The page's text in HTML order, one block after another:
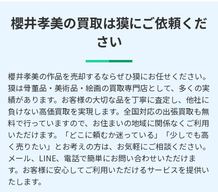
櫻井孝美の買取は獏にご依頼くだ
さい
櫻井孝美の作品を売却するならぜひ獏にお任せください。
獏は骨董品・美術品・絵画の買取専門店として、多くの実
績があります。お客様の大切な品を丁寧に査定し、他社に
負けない高価買取を実現します。全国対応の出張買取も無
料で行っていますので、お住まいの地域に関係なくご利用
いただけます。「どこに頼むか迷っている」「少しでも高
く売りたい」とお考えの方は、お気軽にご相談ください。
メール、LINE、電話で簡単にお問い合わせいただけま
す。お客様に安心してご利用いただけるサービスを提供い
たします。